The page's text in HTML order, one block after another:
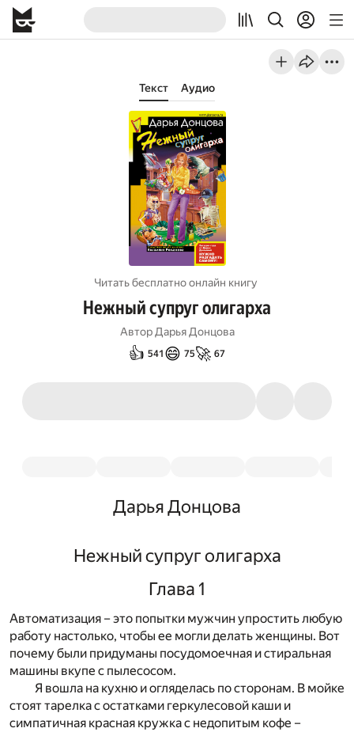
Текст Аудио
Читать бесплатно онлайн книгу
Нежный супруг олигарха
Автор Дарья Донцова
👍 541 😄 75🚀 67
Дарья Донцова
Нежный супруг олигарха
Глава 1
Автоматизация – это попытки мужчин упростить любую
работу настолько, чтобы ее могли делать женщины. Вот
почему были придуманы посудомоечная и стиральная
машины вкупе с пылесосом.
Я вошла на кухню и огляделась по сторонам. В мойке
стоят тарелка с остатками геркулесовой каши и
симпатичная красная кружка с недопитым кофе –